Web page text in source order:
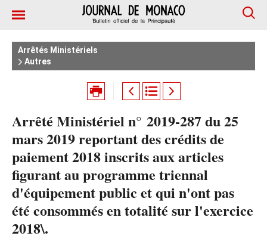
Arrêtés Ministériels
Autres
Arrêté Ministériel n° 2019-287 du 25
mars 2019 reportant des crédits de
paiement 2018 inscrits aux articles
figurant au programme triennal
d'équipement public et qui n'ont pas
été consommés en totalité sur l'exercice
2018\.